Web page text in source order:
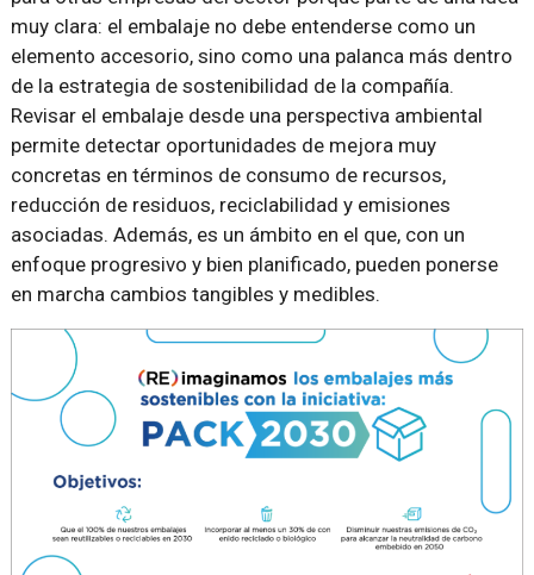
muy clara: el embalaje no debe entenderse como un
elemento accesorio, sino como una palanca más dentro
de la estrategia de sostenibilidad de la compañía.
Revisar el embalaje desde una perspectiva ambiental
permite detectar oportunidades de mejora muy
concretas en términos de consumo de recursos,
reducción de residuos, reciclabilidad y emisiones
asociadas. Además, es un ámbito en el que, con un
enfoque progresivo y bien planificado, pueden ponerse
en marcha cambios tangibles y medibles.